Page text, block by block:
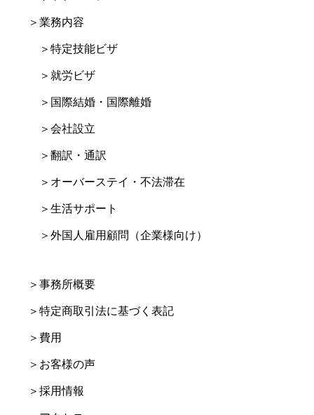
＞業務内容
＞特定技能ビザ
＞就労ビザ
＞国際結婚・国際離婚
＞会社設立
＞翻訳・通訳
＞オーバーステイ・不法滞在
＞生活サポート
＞外国人雇用顧問（企業様向け）
＞事務所概要
＞特定商取引法に基づく表記
＞費用
＞お客様の声
＞採用情報